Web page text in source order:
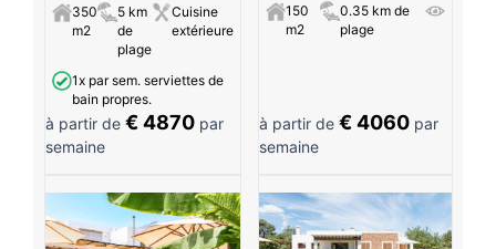
350
m2
5 km
de
plage
Cuisine
extérieure
1x par sem. serviettes de
bain propres.
à partir de € 4870 par
semaine
150
m2
0.35 km de
plage
à partir de € 4060par
semaine